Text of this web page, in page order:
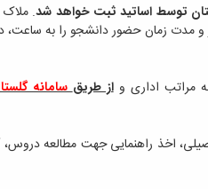
توسط اساتید ثبت خواهد شد. ملاک
زمان حضور دانشجو را به ساعت،
مراتب اداری واز طریقسامانه
اخذ راهنمایی جهت مطالعه